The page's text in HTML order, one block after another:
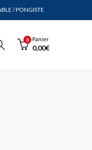
/ PONGISTE
0 Panier
0,00€